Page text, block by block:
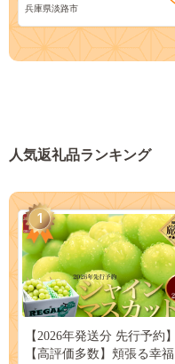
兵庫県淡路市
人気返礼品ランキング
1
【2026年発送分 先行予約】
【高評価多数】頬張る幸福